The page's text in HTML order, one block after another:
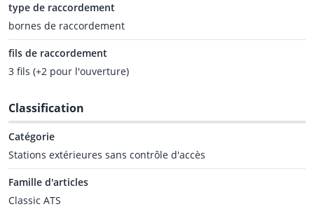
type de raccordement
bornes de raccordement
fils de raccordement
3 fils (+2 pour l'ouverture)
Classification
Catégorie
Stations extérieures sans contrôle d'accès
Famille d'articles
Classic ATS